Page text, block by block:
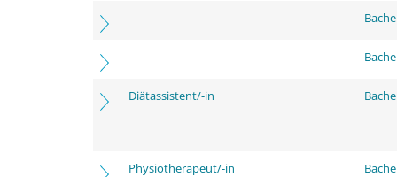
Diätassistent/-in
Physiotherapeut/-in